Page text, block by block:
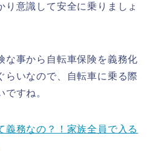
り意識して安全に乗りましょ
な事から自転車保険を義務化
らいなので、自転車に乗る際
すね。
義務なの？！家族全員で入る